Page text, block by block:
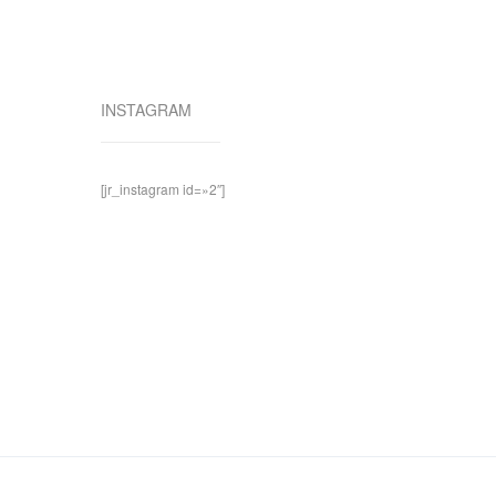
INSTAGRAM
[jr_instagram id=»2″]